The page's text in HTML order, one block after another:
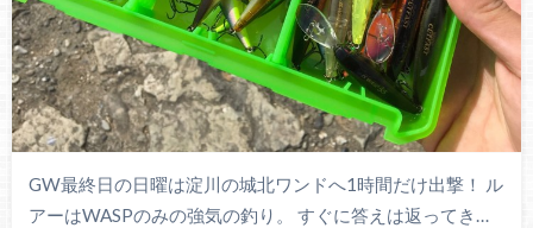
GW最終日の日曜は淀川の城北ワンドへ1時間だけ出撃！ ル
アーはWASPのみの強気の釣り。 すぐに答えは返ってき…